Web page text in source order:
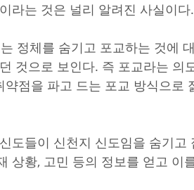
라는 것은 널리 알려진 사실이다.
정체를 숨기고 포교하는 것에
것으로 보인다. 즉 포교라는 의
점을 파고 드는 포교 방식으로
도들이 신천지 신도임을 숨기고
상황, 고민 등의 정보를 얻고 이